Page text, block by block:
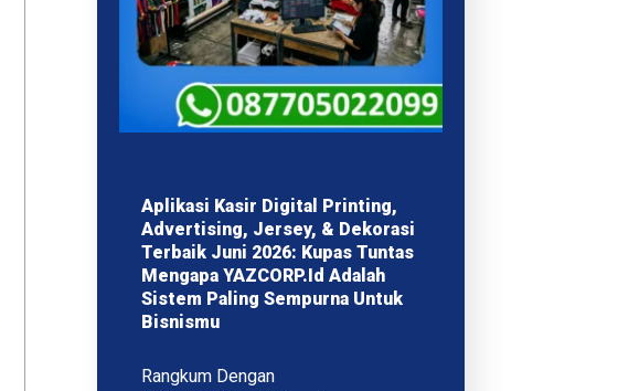
Aplikasi Kasir Digital Printing,
Advertising, Jersey, & Dekorasi
Terbaik Juni 2026: Kupas Tuntas
Mengapa YAZCORP.id Adalah
Sistem Paling Sempurna Untuk
Bisnismu
Rangkum Dengan